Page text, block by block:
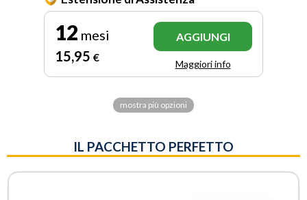
12 mesi
15,95 €
AGGIUNGI
Maggiori info
mostra più opzioni
IL PACCHETTO PERFETTO